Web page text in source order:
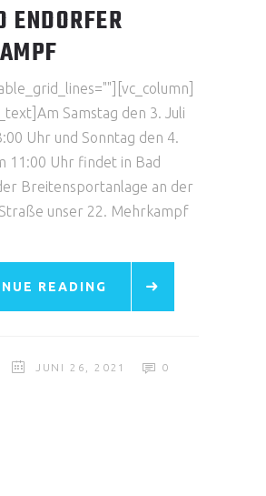
Samstag den 3. Juli
Uhr und Sonntag den 4.
11:00 Uhr findet in Bad
Breitensportanlage an der
unser 22. Mehrkampf
READING
JUNI 26, 2021 0